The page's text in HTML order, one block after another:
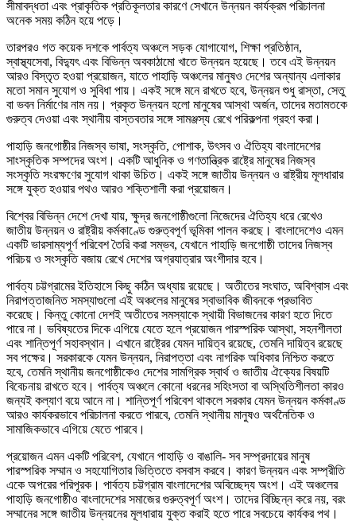
সীমাবদ্ধতা এবং প্রাকৃতিক প্রতিকূলতার কারণে সেখানে উন্নয়ন কার্যক্রম পরিচালনা
অনেক সময় কঠিন হয়ে পড়ে।
তারপরও গত কয়েক দশকে পার্বত্য অঞ্চলে সড়ক যোগাযোগ, শিক্ষা প্রতিষ্ঠান,
স্বাস্থ্যসেবা, বিদ্যুৎ এবং বিভিন্ন অবকাঠামো খাতে উন্নয়ন হয়েছে। তবে এই উন্নয়ন
আরও বিস্তৃত হওয়া প্রয়োজন, যাতে পাহাড়ি অঞ্চলের মানুষও দেশের অন্যান্য এলাকার
মতো সমান সুযোগ ও সুবিধা পায়। একই সঙ্গে মনে রাখতে হবে, উন্নয়ন শুধু রাস্তা, সেতু
বা ভবন নির্মাণের নাম নয়। প্রকৃত উন্নয়ন হলো মানুষের আস্থা অর্জন, তাদের মতামতকে
গুরুত্ব দেওয়া এবং স্থানীয় বাস্তবতার সঙ্গে সামঞ্জস্য রেখে পরিকল্পনা গ্রহণ করা।
পাহাড়ি জনগোষ্ঠীর নিজস্ব ভাষা, সংস্কৃতি, পোশাক, উৎসব ও ঐতিহ্য বাংলাদেশের
সাংস্কৃতিক সম্পদের অংশ। একটি আধুনিক ও গণতান্ত্রিক রাষ্ট্রে মানুষের নিজস্ব
সংস্কৃতি সংরক্ষণের সুযোগ থাকা উচিত। একই সঙ্গে জাতীয় উন্নয়ন ও রাষ্ট্রীয় মূলধারার
সঙ্গে যুক্ত হওয়ার পথও আরও শক্তিশালী করা প্রয়োজন।
বিশ্বের বিভিন্ন দেশে দেখা যায়, ক্ষুদ্র জনগোষ্ঠীগুলো নিজেদের ঐতিহ্য ধরে রেখেও
জাতীয় উন্নয়ন ও রাষ্ট্রীয় কর্মকাণ্ডে গুরুত্বপূর্ণ ভূমিকা পালন করছে। বাংলাদেশেও এমন
একটি ভারসাম্যপূর্ণ পরিবেশ তৈরি করা সম্ভব, যেখানে পাহাড়ি জনগোষ্ঠী তাদের নিজস্ব
পরিচয় ও সংস্কৃতি বজায় রেখে দেশের অগ্রযাত্রার অংশীদার হবে।
পার্বত্য চট্টগ্রামের ইতিহাসে কিছু কঠিন অধ্যায় রয়েছে। অতীতের সংঘাত, অবিশ্বাস এবং
নিরাপত্তাজনিত সমস্যাগুলো এই অঞ্চলের মানুষের স্বাভাবিক জীবনকে প্রভাবিত
করেছে। কিন্তু কোনো দেশই অতীতের সমস্যাকে স্থায়ী বিভাজনের কারণ হতে দিতে
পারে না। ভবিষ্যতের দিকে এগিয়ে যেতে হলে প্রয়োজন পারস্পরিক আস্থা, সহনশীলতা
এবং শান্তিপূর্ণ সহাবস্থান। এখানে রাষ্ট্রের যেমন দায়িত্ব রয়েছে, তেমনি দায়িত্ব রয়েছে
সব পক্ষের। সরকারকে যেমন উন্নয়ন, নিরাপত্তা এবং নাগরিক অধিকার নিশ্চিত করতে
হবে, তেমনি স্থানীয় জনগোষ্ঠীকেও দেশের সামগ্রিক স্বার্থ ও জাতীয় ঐক্যের বিষয়টি
বিবেচনায় রাখতে হবে। পার্বত্য অঞ্চলে কোনো ধরনের সহিংসতা বা অস্থিতিশীলতা কারও
জন্যই কল্যাণ বয়ে আনে না। শান্তিপূর্ণ পরিবেশ থাকলে সরকার যেমন উন্নয়ন কর্মকাণ্ড
আরও কার্যকরভাবে পরিচালনা করতে পারবে, তেমনি স্থানীয় মানুষও অর্থনৈতিক ও
সামাজিকভাবে এগিয়ে যেতে পারবে।
প্রয়োজন এমন একটি পরিবেশ, যেখানে পাহাড়ি ও বাঙালি- সব সম্প্রদায়ের মানুষ
পারস্পরিক সম্মান ও সহযোগিতার ভিত্তিতে বসবাস করবে। কারণ উন্নয়ন এবং সম্প্রীতি
একে অপরের পরিপূরক। পার্বত্য চট্টগ্রাম বাংলাদেশের অবিচ্ছেদ্য অংশ। এই অঞ্চলের
পাহাড়ি জনগোষ্ঠীও বাংলাদেশের সমাজের গুরুত্বপূর্ণ অংশ। তাদের বিচ্ছিন্ন করে নয়, বরং
সম্মানের সঙ্গে জাতীয় উন্নয়নের মূলধারায় যুক্ত করাই হতে পারে সবচেয়ে কার্যকর পথ।